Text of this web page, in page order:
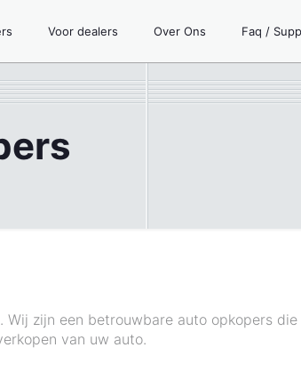
Voor dealers Over Ons Faq /
zijn een betrouwbare auto opkopers
van uw auto.